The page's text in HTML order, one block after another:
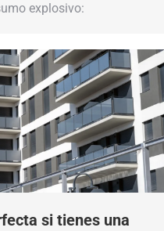
explosivo:
si tienes una